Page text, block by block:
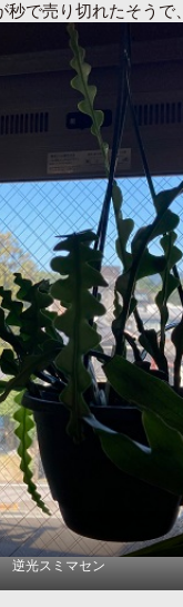
で売り切れたそうで
逆光スミマセン